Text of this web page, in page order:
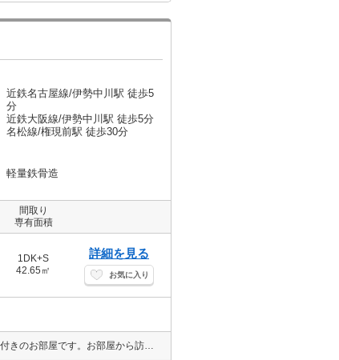
近鉄名古屋線/伊勢中川駅 徒歩5
分
近鉄大阪線/伊勢中川駅 徒歩5分
名松線/権現前駅 徒歩30分
軽量鉄骨造
間取り
専有面積
1DK+S
42.65㎡
詳細を見る
お気に入り
ネット関係に詳しくない人にはオススメ♪ネット無料付物件！ モニターホン付きのお部屋です。お部屋から訪問者を確認できるのでセキュリティ面はもちろん知らない人やセールスに対応する必要もありません。